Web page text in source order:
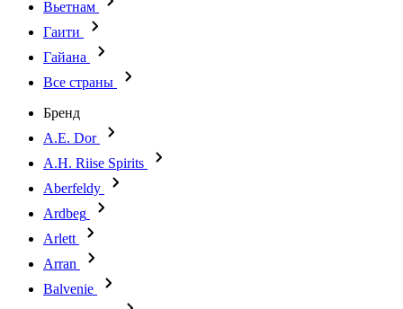
Вьетнам
Гаити
Гайана
Все страны
Бренд
A.E. Dor
A.H. Riise Spirits
Aberfeldy
Ardbeg
Arlett
Arran
Balvenie